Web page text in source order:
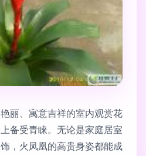
丽、寓意吉祥的室内观赏花
备受青睐。无论是家庭居室
，火凤凰的高贵身姿都能成